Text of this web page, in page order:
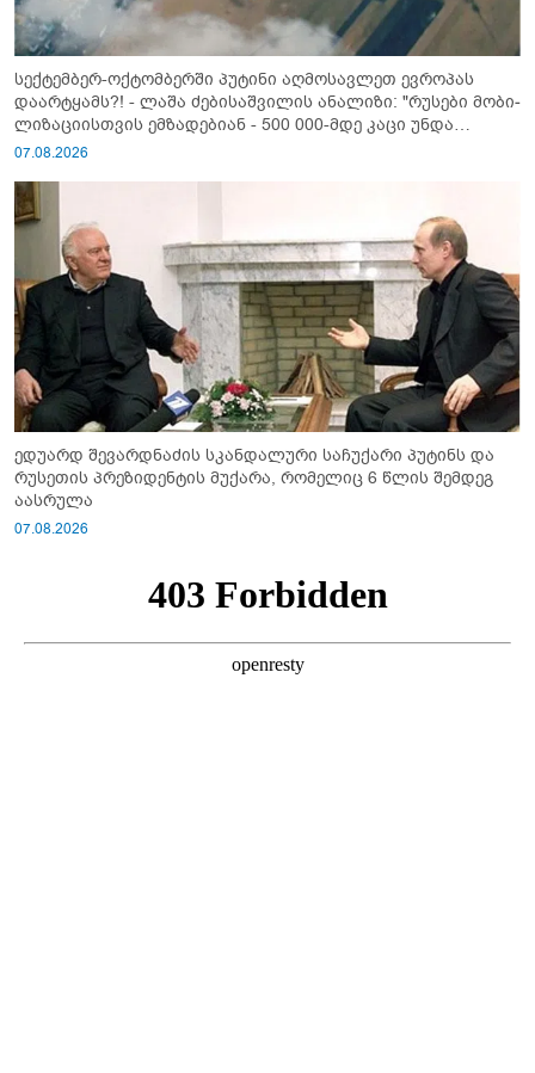
სექტემბერ-ოქტომბერში პუტინი აღმოსავლეთ ევროპას
დაარტყამს?! - ლაშა ძებისაშვილის ანალიზი: "რუსები მობი­
ლიზაციისთვის ემზადებიან - 500 000-მდე კაცი უნდა
გაიწვიონ ომში"
07.08.2026
ედუარდ შევარდნაძის სკანდალური საჩუქარი პუტინს და
რუსეთის პრეზიდენტის მუქარა, რომელიც 6 წლის შემდეგ
აასრულა
07.08.2026